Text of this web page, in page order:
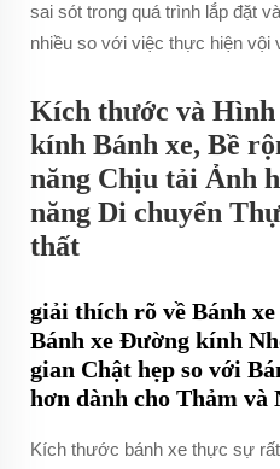
sai sót trong quá trình lắp đặt
nhiều so với việc thực hiện vội
Kích thước và
kính Bánh xe, Bề
năng Chịu tải Ảnh
năng Di chuyển
thất
giải thích rõ về Bánh
Bánh xe Đường kính
gian Chật hẹp so với
hơn dành cho Thảm và
Kích thước bánh xe thực sự